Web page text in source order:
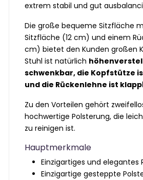
extrem stabil und gut
Die große bequeme Sitzfläche
Sitzfläche (12 cm) und einem
cm) bietet den Kunden großen
Stuhl ist natürlich
schwenkbar, die Kopfstütze
und die Rückenlehne ist
Zu den Vorteilen gehört
hochwertige Polsterung, die
zu reinigen ist.
Hauptmerkmale
Einzigartiges und elegantes
Einzigartige gesteppte